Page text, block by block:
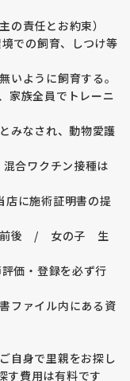
耳の弱い子の繁殖
、生まれてくる子犬
発症しない掛け合
ＲＡ１、ＰＲＡ２
病です。
見えなくなってし
のみ）は全頭検査済
い掛け合わせで繁
EIC）は遺伝病で
して動かなくなって
動を中止すると虚
の責任とお約束）
での飼育、しつけ等
いように飼育する。
家族全員でトレーニ
みなされ、動物愛護
合ワクチン接種は
店に施術証明書の提
前後 / 女の子 生
価・登録を必ず行
ファイル内にある資
自身で里親をお探し
す費用は有料です